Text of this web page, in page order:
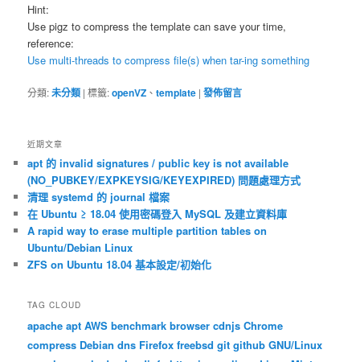
Hint:
Use pigz to compress the template can save your time,
reference:
Use multi-threads to compress file(s) when tar-ing something
分類:未分類 |標籤:openVZ 、template |發佈留言
近期文章
apt 的 invalid signatures / public key is not available
(NO_PUBKEY/EXPKEYSIG/KEYEXPIRED) 問題處理方式
清理 systemd 的 journal 檔案
在 Ubuntu ≥ 18.04 使用密碼登入 MySQL 及建立資料庫
A rapid way to erase multiple partition tables on
Ubuntu/Debian Linux
ZFS on Ubuntu 18.04 基本設定/初始化
TAG CLOUD
apache apt AWS benchmark browser cdnjs Chrome
compress Debian dns Firefox freebsd git github GNU/Linux